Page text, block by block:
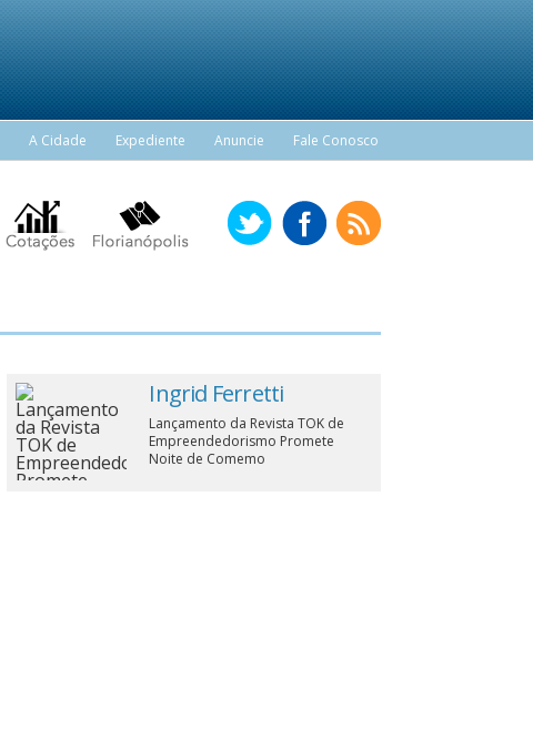
A Cidade Expediente Anuncie Fale Conosco
Ingrid Ferretti
Lançamento da Revista TOK de
Empreendedorismo Promete
Noite de Comemo